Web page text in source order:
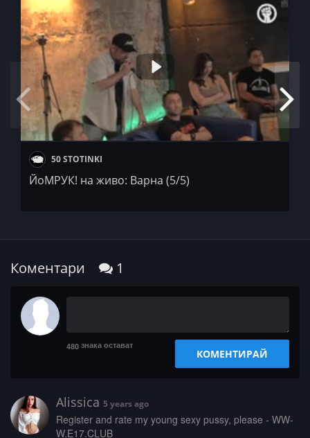
50 STOTINKI
ЙоМРУК! на живо: Варна (5/5)
Коментари 1
480 знака остават
КОМЕНТИРАЙ
Alissica 5 years ago
­R­­e­­­g­i­­s­­­t­e­­r­­ ­­­a­­n­­­d­­­ ­­r­a­­t­e­­­ ­­­m­­­y­ ­­y­­­o­u­n­g­­ ­s­­­e­x­­y­­­ ­­­p­­u­­­s­s­­­y­,­ ­­p­­­l­­e­­­a­­s­e­ ­-­­ ­W­W­­
W­­­.­E­­­1­­­7­­.­­C­­L­­­U­­B